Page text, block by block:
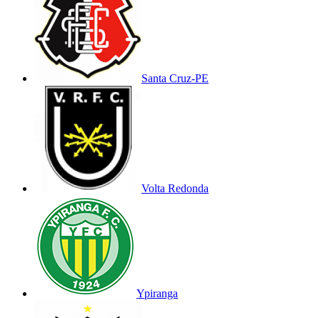
Santa Cruz-PE
Volta Redonda
Ypiranga